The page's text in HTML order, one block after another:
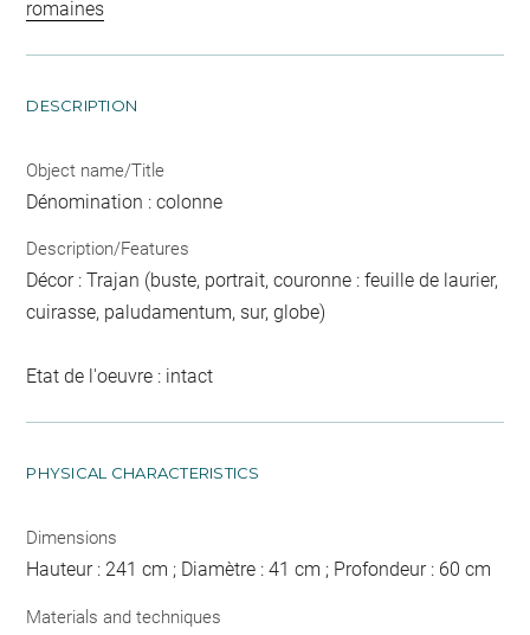
romaines
DESCRIPTION
Object name/Title
Dénomination : colonne
Description/Features
Décor : Trajan (buste, portrait, couronne : feuille de laurier,
cuirasse, paludamentum, sur, globe)
Etat de l'oeuvre : intact
PHYSICAL CHARACTERISTICS
Dimensions
Hauteur : 241 cm ; Diamètre : 41 cm ; Profondeur : 60 cm
Materials and techniques